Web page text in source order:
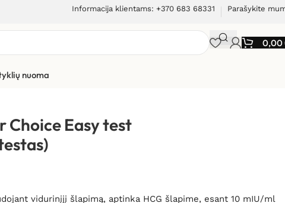
Informacija klientams: +370 683 68331 Parašykite
0,00
nuoma
Choice Easy test
vidurinįjį šlapimą, aptinka HCG šlapime, esant 10 mIU/ml